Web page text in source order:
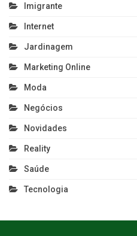
Imigrante
Internet
Jardinagem
Marketing Online
Moda
Negócios
Novidades
Reality
Saúde
Tecnologia